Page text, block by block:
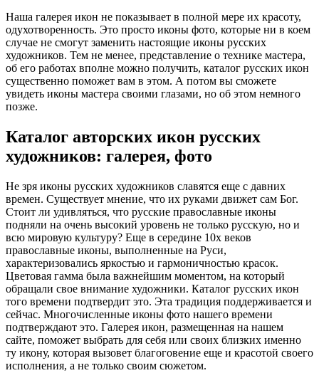
Наша галерея икон не показывает в полной мере их красоту,
одухотворенность. Это просто иконы фото, которые ни в коем
случае не смогут заменить настоящие иконы русских
художников. Тем не менее, представление о технике мастера,
об его работах вполне можно получить, каталог русских икон
существенно поможет вам в этом. А потом вы сможете
увидеть иконы мастера своими глазами, но об этом немного
позже.
Каталог авторских икон русских
художников: галерея, фото
Не зря иконы русских художников славятся еще с давних
времен. Существует мнение, что их руками движет сам Бог.
Стоит ли удивляться, что русские православные иконы
подняли на очень высокий уровень не только русскую, но и
всю мировую культуру? Еще в середине 10х веков
православные иконы, выполненные на Руси,
характеризовались яркостью и гармоничностью красок.
Цветовая гамма была важнейшим моментом, на который
обращали свое внимание художники. Каталог русских икон
того времени подтвердит это. Эта традиция поддерживается и
сейчас. Многочисленные иконы фото нашего времени
подтверждают это. Галерея икон, размещенная на нашем
сайте, поможет выбрать для себя или своих близких именно
ту икону, которая вызовет благоговение еще и красотой своего
исполнения, а не только своим сюжетом.